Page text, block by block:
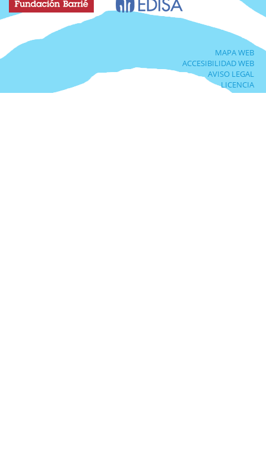
MAPA WEB
ACCESIBILIDAD WEB
AVISO LEGAL
LICENCIA